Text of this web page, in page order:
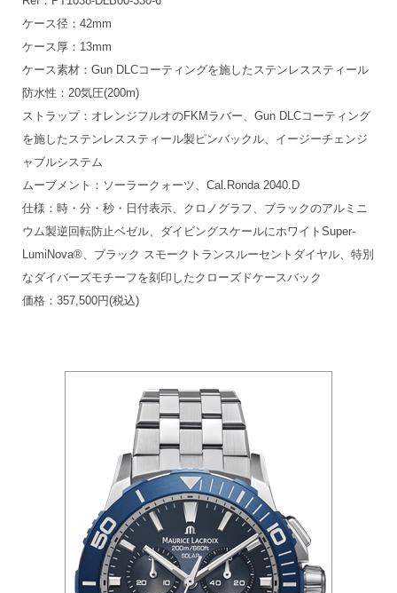
ケース径：42mm
ケース厚：13mm
ケース素材：Gun DLCコーティングを施したステンレススティール
防水性：20気圧(200m)
ストラップ：オレンジフルオのFKMラバー、Gun DLCコーティング
を施したステンレススティール製ピンバックル、イージーチェンジ
ャブルシステム
ムーブメント：ソーラークォーツ、Cal.Ronda 2040.D
仕様：時・分・秒・日付表示、クロノグラフ、ブラックのアルミニ
ウム製逆回転防止ベゼル、ダイビングスケールにホワイトSuper-
LumiNova®、ブラック スモークトランスルーセントダイヤル、特別
なダイバーズモチーフを刻印したクローズドケースバック
価格：357,500円(税込)